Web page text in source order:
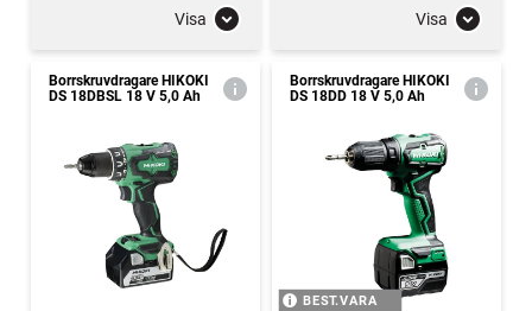
Visa Visa
Borrskruvdragare HIKOKI
DS 18DBSL 18 V 5,0 Ah
Borrskruvdragare HIKOKI
DS 18DD 18 V 5,0 Ah
BEST.VARA